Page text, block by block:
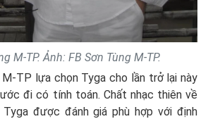
M-TP. Ảnh: FB Sơn Tùng M-TP.
M-TP lựa chọn Tyga cho lần trở lại này
đi có tính toán. Chất nhạc thiên về
được đánh giá phù hợp với định